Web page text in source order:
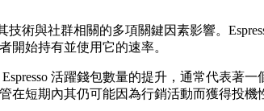
技術與社群相關的多項關鍵因素影響。
開始持有並使用它的速率。
活躍錢包數量的提升，通常代表著
在短期內其仍可能因為行銷活動而獲得投機